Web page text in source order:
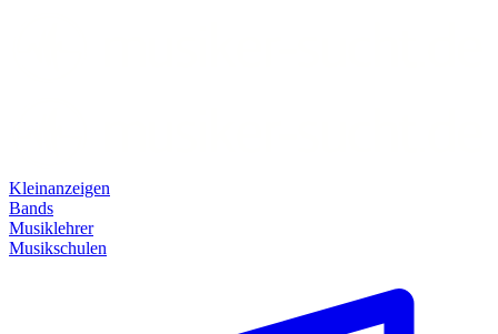
Kleinanzeigen
Bands
Musiklehrer
Musikschulen